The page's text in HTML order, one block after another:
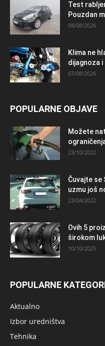
Test
Pouzdan
08/08/2026
Klima ne
dijagnoza
07/08/2026
POPULARNE OBJAVE
Možete
23/10/2022
Čuvajte se
uzmu još
23/04/2022
Ovih 5
širokom
10/10/2025
POPULARNE
Aktualno
Izbor uredništva
Tehnika